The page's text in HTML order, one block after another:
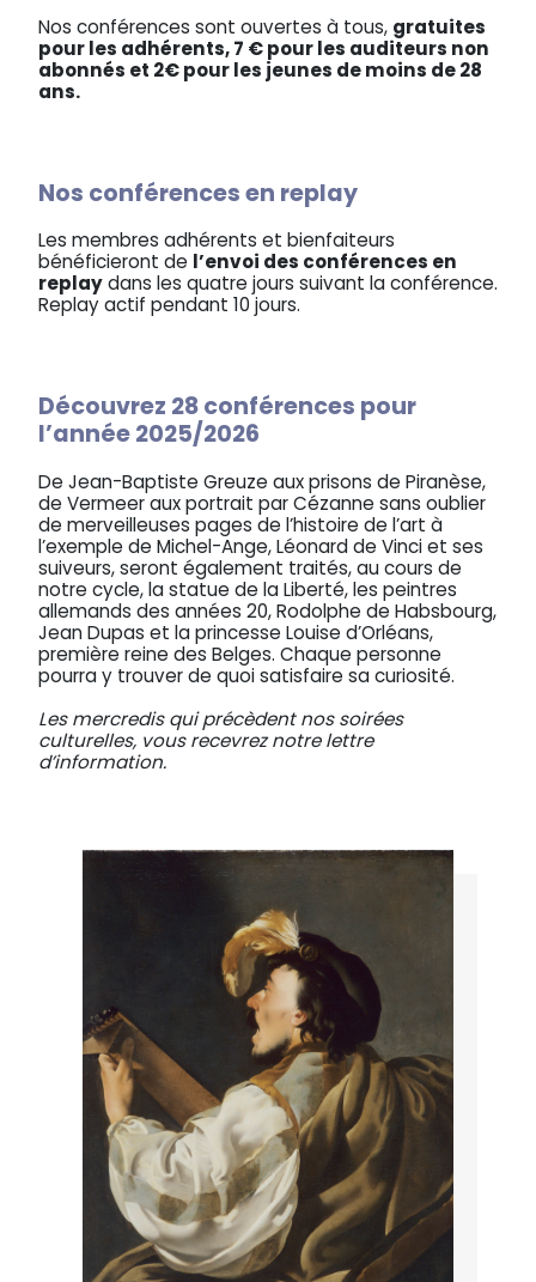
Nos conférences sont ouvertes à tous, gratuites
pour les adhérents, 7 € pour les auditeurs non
abonnés et 2€ pour les jeunes de moins de 28
ans.
Nos conférences en replay
Les membres adhérents et bienfaiteurs
bénéficieront de l’envoi des conférences en
replaydans les quatre jours suivant la conférence.
Replay actif pendant 10 jours.
Découvrez 28 conférences pour
l’année 2025/2026
De Jean-Baptiste Greuze aux prisons de Piranèse,
de Vermeer aux portrait par Cézanne sans oublier
de merveilleuses pages de l’histoire de l’art à
l’exemple de Michel-Ange, Léonard de Vinci et ses
suiveurs, seront également traités, au cours de
notre cycle, la statue de la Liberté, les peintres
allemands des années 20, Rodolphe de Habsbourg,
Jean Dupas et la princesse Louise d’Orléans,
première reine des Belges. Chaque personne
pourra y trouver de quoi satisfaire sa curiosité.
Les mercredis qui précèdent nos soirées
culturelles, vous recevrez notre lettre
d’information.